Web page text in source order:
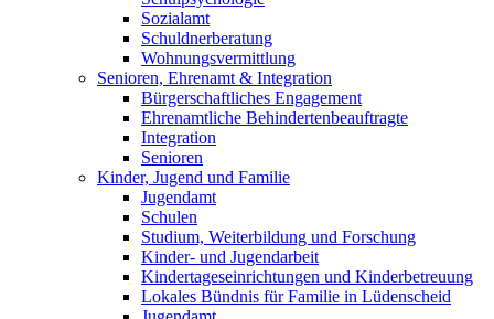
Sozialamt
Schuldnerberatung
Wohnungsvermittlung
Senioren, Ehrenamt & Integration
Bürgerschaftliches Engagement
Ehrenamtliche Behindertenbeauftragte
Integration
Senioren
Kinder, Jugend und Familie
Jugendamt
Schulen
Studium, Weiterbildung und Forschung
Kinder- und Jugendarbeit
Kindertageseinrichtungen und Kinderbetreuung
Lokales Bündnis für Familie in Lüdenscheid